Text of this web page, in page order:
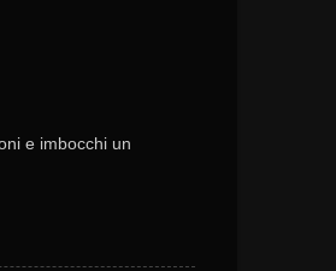
e imbocchi un